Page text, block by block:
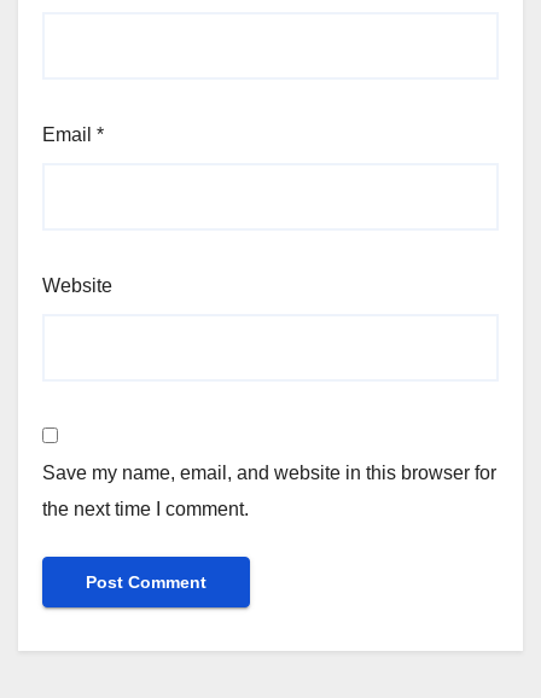
Email *
Website
Save my name, email, and website in this browser for
the next time I comment.